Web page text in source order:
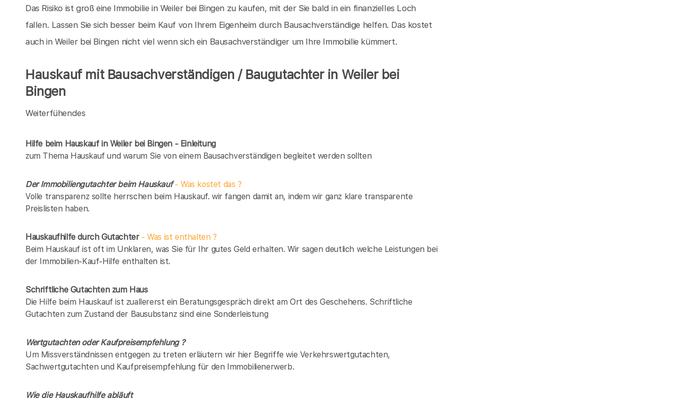
Das Risiko ist groß eine Immobilie in Weiler bei Bingen zu kaufen, mit der Sie bald in ein finanzielles Loch
fallen. Lassen Sie sich besser beim Kauf von Ihrem Eigenheim durch Bausachverständige helfen. Das kostet
auch in Weiler bei Bingen nicht viel wenn sich ein Bausachverständiger um Ihre Immobilie kümmert.
Hauskauf mit Bausachverständigen / Baugutachter in Weiler bei
Bingen
Weiterfühendes
Hilfe beim Hauskauf in Weiler bei Bingen - Einleitung
zum Thema Hauskauf und warum Sie von einem Bausachverständigen begleitet werden sollten
Der Immobiliengutachter beim Hauskauf- Was kostet das ?
Volle transparenz sollte herrschen beim Hauskauf. wir fangen damit an, indem wir ganz klare transparente
Preislisten haben.
Hauskaufhilfe durch Gutachter- Was ist enthalten ?
Beim Hauskauf ist oft im Unklaren, was Sie für Ihr gutes Geld erhalten. Wir sagen deutlich welche Leistungen bei
der Immobilien-Kauf-Hilfe enthalten ist.
Schriftliche Gutachten zum Haus
Die Hilfe beim Hauskauf ist zuallererst ein Beratungsgespräch direkt am Ort des Geschehens. Schriftliche
Gutachten zum Zustand der Bausubstanz sind eine Sonderleistung
Wertgutachten oder Kaufpreisempfehlung ?
Um Missverständnissen entgegen zu treten erläutern wir hier Begriffe wie Verkehrswertgutachten,
Sachwertgutachten und Kaufpreisempfehlung für den Immobilienerwerb.
Wie die Hauskaufhilfe abläuft